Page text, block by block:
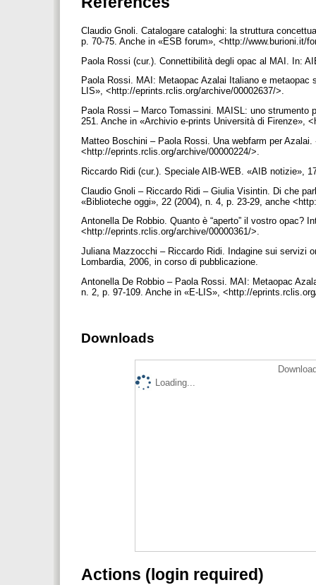
Claudio Gnoli. Catalogare cataloghi: la struttura
p. 70-75. Anche in «ESB forum», <http://www.burioni.it/
Paola Rossi (cur.). Connettibilità degli opac al MAI. In:
Paola Rossi. MAI: Metaopac Azalai Italiano e
LIS», <http://eprints.rclis.org/archive/00002637/>.
Paola Rossi – Marco Tomassini. MAISL: uno
251. Anche in «Archivio e-prints Università di Firenze»,
Matteo Boschini – Paola Rossi. Una webfarm per
<http://eprints.rclis.org/archive/00000224/>.
Riccardo Ridi (cur.). Speciale AIB-WEB. «AIB notizie»,
Claudio Gnoli – Riccardo Ridi – Giulia Visintin. Di che
«Biblioteche oggi», 22 (2004), n. 4, p. 23-29, anche
Antonella De Robbio. Quanto è “aperto” il vostro opac?
<http://eprints.rclis.org/archive/00000361/>.
Juliana Mazzocchi – Riccardo Ridi. Indagine sui servizi
Lombardia, 2006, in corso di pubblicazione.
Antonella De Robbio – Paola Rossi. MAI: Metaopac
n. 2, p. 97-109. Anche in «E-LIS», <http://
Downloads
Loading...
Actions (login required)